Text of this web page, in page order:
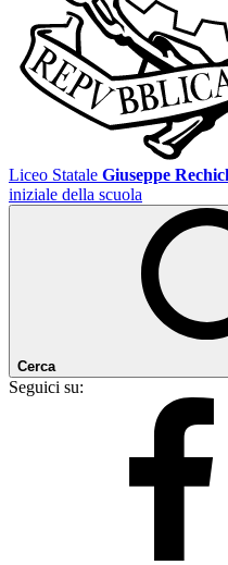
Liceo Statale Giuseppe
iniziale della scuola
Cerca
Seguici su: